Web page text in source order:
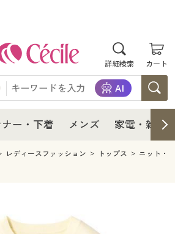
詳細検索 カート
ン
べて
具
ー・下着 メンズ 家電・雑貨
ン
べて
着
レディースファッション トップス ニット・